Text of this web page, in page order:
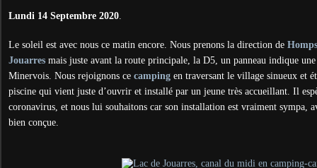
Lundi 14 Septembre 2020.
Le soleil est avec nous ce matin encore. Nous prenons la direction de Homps
Jouarres mais juste avant la route principale, la D5, un panneau indique
Minervois. Nous rejoignons ce camping en traversant le village sinueux et
piscine qui vient juste d’ouvrir et installé par un jeune très accueillant. Il
coronavirus, et nous lui souhaitons car son installation est vraiment sympa,
bien conçue.